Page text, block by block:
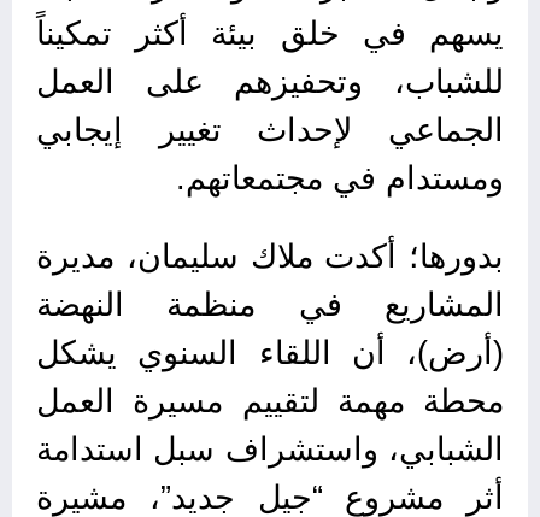
يسهم في خلق بيئة أكثر تمكيناً
للشباب، وتحفيزهم على العمل
الجماعي لإحداث تغيير إيجابي
ومستدام في مجتمعاتهم.
بدورها؛ أكدت ملاك سليمان، مديرة
المشاريع في منظمة النهضة
(أرض)، أن اللقاء السنوي يشكل
محطة مهمة لتقييم مسيرة العمل
الشبابي، واستشراف سبل استدامة
أثر مشروع “جيل جديد”، مشيرة